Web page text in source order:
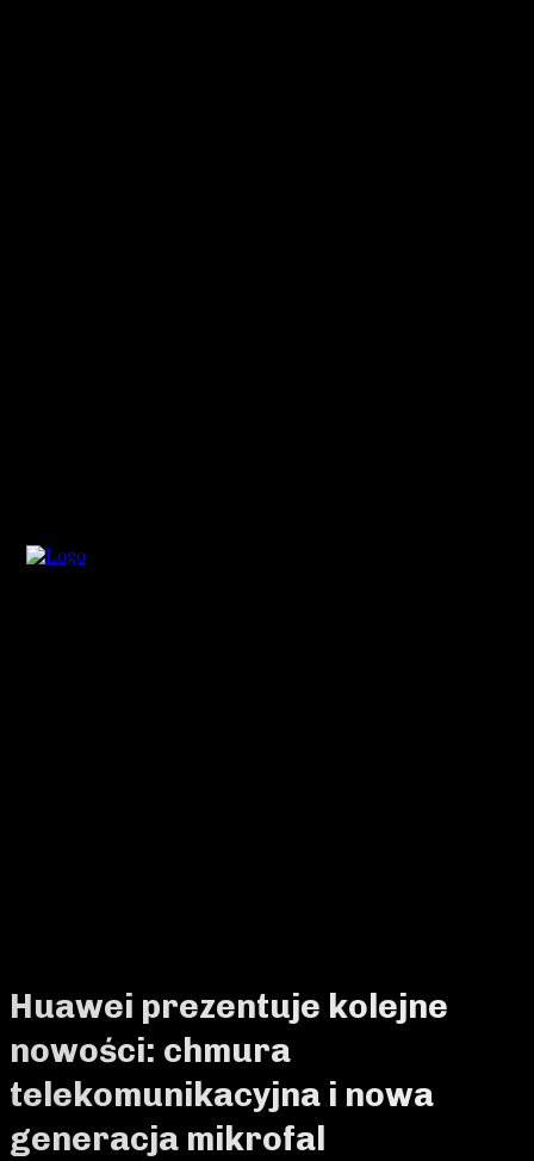
Huawei prezentuje kolejne
nowości: chmura
telekomunikacyjna i nowa
generacja mikrofal